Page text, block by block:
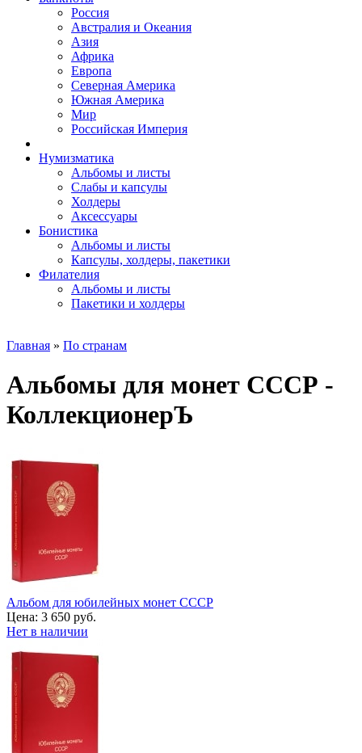
Россия
Австралия и Океания
Азия
Африка
Европа
Северная Америка
Южная Америка
Мир
Российская Империя
Нумизматика
Альбомы и листы
Слабы и капсулы
Холдеры
Аксессуары
Бонистика
Альбомы и листы
Капсулы, холдеры, пакетики
Филателия
Альбомы и листы
Пакетики и холдеры
Главная » По странам
Альбомы для монет СССР -
КоллекционерЪ
Альбом для юбилейных монет СССР
Цена: 3 650 руб.
Нет в наличии